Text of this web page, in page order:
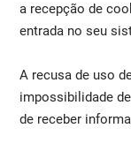
a recepção de
entrada no seu
A recusa de uso
impossibilidade
de receber